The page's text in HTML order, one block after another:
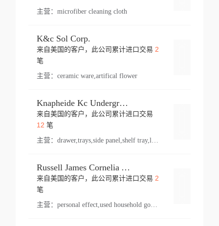
主营： microfiber cleaning cloth
K&c Sol Corp.
来自美国的客户，此公司累计进口交易 2
笔
主营： ceramic ware,artifical flower
Knapheide Kc Underground
来自美国的客户，此公司累计进口交易
12 笔
主营：
Russell James Cornelia Arlington Va
来自美国的客户，此公司累计进口交易 2
笔
主营： personal effect,used household goods